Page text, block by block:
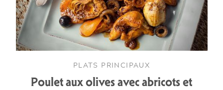
PLATS PRINCIPAUX
Poulet aux olives avec abricots et